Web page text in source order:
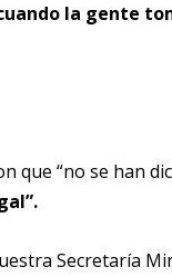
la gente
que “no se han
Secretaría